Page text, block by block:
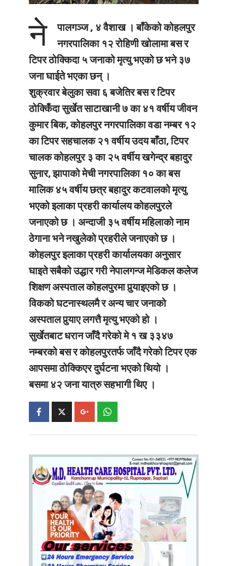
ने पालगञ्ज , ४ वैशाख ।बाँकेको कोहलपुर
नगरपालिका १२ रोहिणी खोलामा बस र
टिपर ठोक्किदा ५ जनाको मृत्यु भएको छ भने ३७
जना घाईते भएका छन् ।
शुक्रवार बेलुका सवा ६ बजेतिर बस र टिपर
ठोक्किँदा सुर्खेत साटाखानी ७ का ४१ वर्षीय जीवन
कुमार बिक, कोहलपुर नगरपालिका वडा नम्बर १२
का टिपर सहचालक २१ वर्षीय उदय बाँठा, टिपर
चालक कोहलपुर ३ का २५ वर्षीय खगेन्द्र बहादुर
सुनार, झापाको मेची नगरपालिका १० का बस
मालिक ४५ वर्षीय छत्र बहादुर कटवालको मृत्यु
भएको इलाका प्रहरी कार्यालय कोहलपुरले
जनाएको छ । अन्दाजी ३५ वर्षीय महिलाको नाम
ठेगाना भने नखुलेको प्रहरीले जनाएको छ ।
कोहलपुर इलाका प्रहरी कार्यालयका अनुसार
घाइते सबैको उद्धार गरी नेपालगन्ज मेडिकल कलेज
शिक्षण अस्पताल कोहलपुरमा पुर्‍याइएको छ ।
विकको घटनास्थलमै र अन्य चार जनाको
अस्पताल पुर्‍याए लगत्तै मृत्यु भएको हो ।
सुर्खेतबाट धरान जाँदै गरेको मे १ ख ३३४७
नम्बरको बस र कोहलपुरतर्फ जाँदै गरेको टिपर एक
आपसमा ठोक्किएर दुर्घटना भएको थियो ।
बसमा ४२ जना यात्रु सहभागी थिए ।